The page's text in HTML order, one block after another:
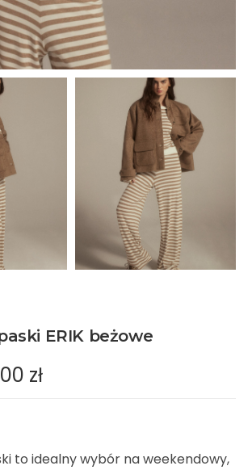
ERIK beżowe
zł
to idealny wybór na weekendowy,